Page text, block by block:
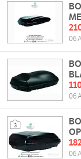
06
06
3
06